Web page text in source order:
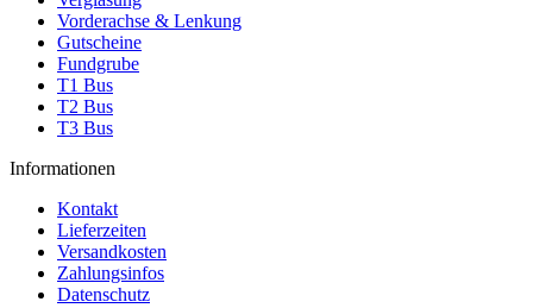
Vorderachse & Lenkung
Gutscheine
Fundgrube
T1 Bus
T2 Bus
T3 Bus
Informationen
Kontakt
Lieferzeiten
Versandkosten
Zahlungsinfos
Datenschutz